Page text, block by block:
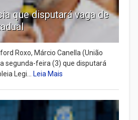
que disputará vaga de
Roxo, Márcio Canella (União
segunda-feira (3) que disputará
Legi... Leia Mais